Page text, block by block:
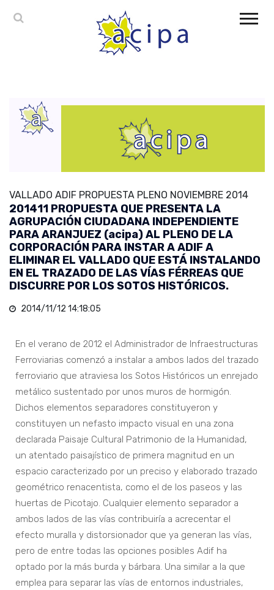
VALLADO ADIF PROPUESTA PLENO NOVIEMBRE 2014
201411 PROPUESTA QUE PRESENTA LA
AGRUPACIÓN CIUDADANA INDEPENDIENTE
PARA ARANJUEZ (acipa) AL PLENO DE LA
CORPORACIÓN PARA INSTAR A ADIF A
ELIMINAR EL VALLADO QUE ESTÁ INSTALANDO
EN EL TRAZADO DE LAS VÍAS FÉRREAS QUE
DISCURRE POR LOS SOTOS HISTÓRICOS.
2014/11/12 14:18:05
En el verano de 2012 el Administrador de Infraestructuras
Ferroviarias comenzó a instalar a ambos lados del trazado
ferroviario que atraviesa los Sotos Históricos un enrejado
metálico sustentado por unos muros de hormigón.
Dichos elementos separadores constituyeron y
constituyen un nefasto impacto visual en una zona
declarada Paisaje Cultural Patrimonio de la Humanidad,
un atentado paisajístico de primera magnitud en un
espacio caracterizado por un preciso y elaborado trazado
geométrico renacentista, como el de los paseos y las
huertas de Picotajo. Cualquier elemento separador a
ambos lados de las vías contribuiría a acrecentar el
efecto muralla y distorsionador que ya generan las vías,
pero de entre todas las opciones posibles Adif ha
optado por la más burda y bárbara. Una similar a la que
emplea para separar las vías de entornos industriales,